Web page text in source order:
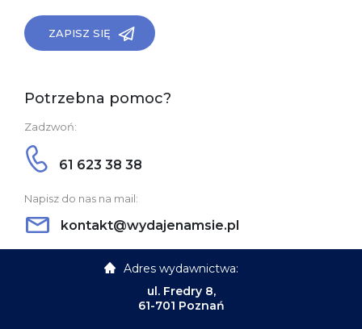
ZAPISZ SIĘ
Potrzebna pomoc?
Zadzwoń:
61 623 38 38
Napisz do nas na mail:
kontakt@wydajenamsie.pl
Adres wydawnictwa:
ul. Fredry 8,
61-701 Poznań